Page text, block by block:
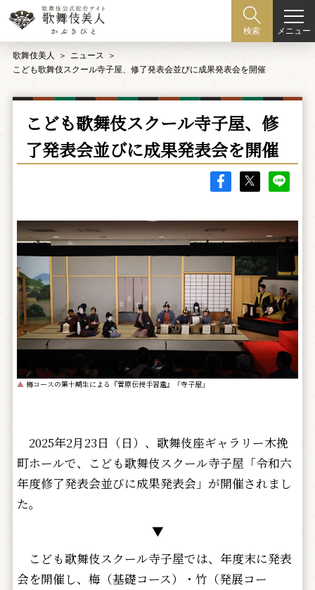
検索 メニュー
歌舞伎美人
ニュース
こども歌舞伎スクール寺子屋、修了発表会並びに成果発表会を開催
こども歌舞伎スクール寺子屋、修
了発表会並びに成果発表会を開催
▲ 梅コースの第十期生による『菅原伝授手習鑑』「寺子屋」
2025年2月23日（日）、歌舞伎座ギャラリー木挽
町ホールで、こども歌舞伎スクール寺子屋「令和六
年度修了発表会並びに成果発表会」が開催されまし
た。
▼
こども歌舞伎スクール寺子屋では、年度末に発表
会を開催し、梅（基礎コース）・竹（発展コー